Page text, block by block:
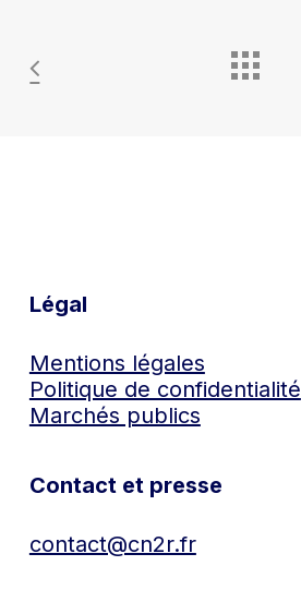
Légal
Mentions légales
Politique de confidentialité
Marchés publics
Contact et presse
contact@cn2r.fr